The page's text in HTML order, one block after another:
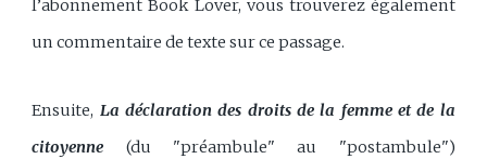
l’abonnement Book Lover, vous trouverez également
un commentaire de texte sur ce passage.
Ensuite, La déclaration des droits de la femme et de la
citoyenne
(du "préambule" au "postambule")